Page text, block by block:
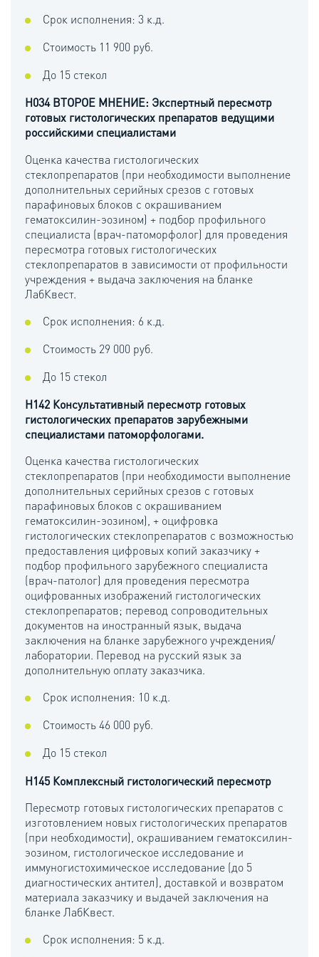
Срок исполнения: 3 к.д.
Стоимость 11 900 руб.
До 15 стекол
H034 ВТОРОЕ МНЕНИЕ: Экспертный пересмотр
готовых гистологических препаратов ведущими
российскими специалистами
Оценка качества гистологических
стеклопрепаратов (при необходимости выполнение
дополнительных серийных срезов с готовых
парафиновых блоков с окрашиванием
гематоксилин-эозином) + подбор профильного
специалиста (врач-патоморфолог) для проведения
пересмотра готовых гистологических
стеклопрепаратов в зависимости от профильности
учреждения + выдача заключения на бланке
ЛабКвест.
Срок исполнения: 6 к.д.
Стоимость 29 000 руб.
До 15 стекол
H142 Консультативный пересмотр готовых
гистологических препаратов зарубежными
специалистами патоморфологами.
Оценка качества гистологических
стеклопрепаратов (при необходимости выполнение
дополнительных серийных срезов с готовых
парафиновых блоков с окрашиванием
гематоксилин-эозином), + оцифровка
гистологических стеклопрепаратов с возможностью
предоставления цифровых копий заказчику +
подбор профильного зарубежного специалиста
(врач-патолог) для проведения пересмотра
оцифрованных изображений гистологических
стеклопрепаратов; перевод сопроводительных
документов на иностранный язык, выдача
заключения на бланке зарубежного учреждения/
лаборатории. Перевод на русский язык за
дополнительную оплату заказчика.
Срок исполнения: 10 к.д.
Стоимость 46 000 руб.
До 15 стекол
H145 Комплексный гистологический пересмотр
Пересмотр готовых гистологических препаратов с
изготовлением новых гистологических препаратов
(при необходимости), окрашиванием гематоксилин-
эозином, гистологическое исследование и
иммуногистохимическое исследование (до 5
диагностических антител), доставкой и возвратом
материала заказчику и выдачей заключения на
бланке ЛабКвест.
Срок исполнения: 5 к.д.